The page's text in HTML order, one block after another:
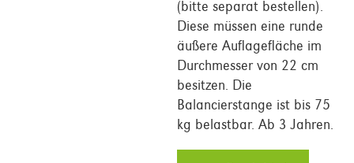
(bitte separat bestellen).
Diese müssen eine runde
äußere Auflagefläche im
Durchmesser von 22 cm
besitzen. Die
Balancierstange ist bis 75
kg belastbar. Ab 3 Jahren.